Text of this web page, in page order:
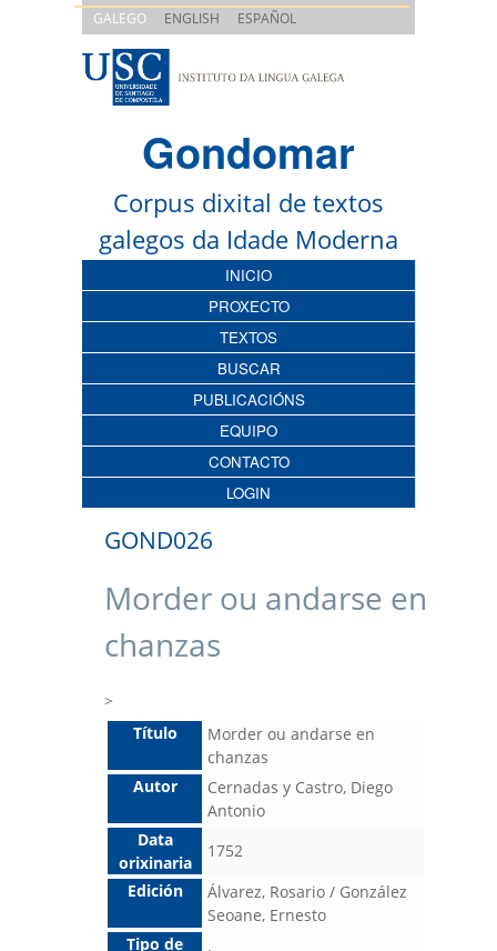
GALEGO ENGLISH ESPAÑOL
Gondomar
Corpus dixital de textos
galegos da Idade Moderna
INICIO
PROXECTO
TEXTOS
BUSCAR
PUBLICACIÓNS
EQUIPO
CONTACTO
LOGIN
GOND026
Morder ou andarse en
chanzas
>
Título
Morder ou andarse en
chanzas
Autor
Cernadas y Castro, Diego
Antonio
Data
orixinaria
1752
Edición
Álvarez, Rosario / González
Seoane, Ernesto
Tipo de